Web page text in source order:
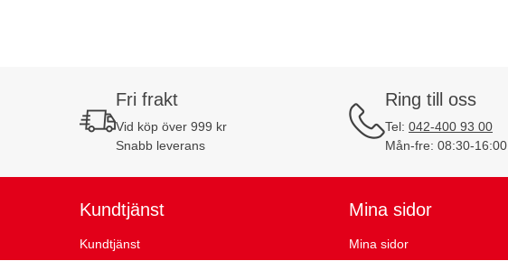
Fri frakt
Vid köp över 999 kr
Snabb leverans
Ring till oss
Tel: 042-400 93 00
Mån-fre: 08:30-16:00
Kundtjänst
Kundtjänst
Mina sidor
Mina sidor